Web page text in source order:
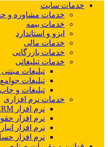
خدمات سایت
خدمات مشاوره و
خدمات بیمه
ایزو و استاندارد
خدمات مالی
خدمات بازرگانی
خدمات تبلیغاتی
تبلیغات
تبلیغات
تبلیغات و چاپ
خدمات نرم افزاری
نرم افزار CRM
نرم افزار
نرم افزار
نرم افزار